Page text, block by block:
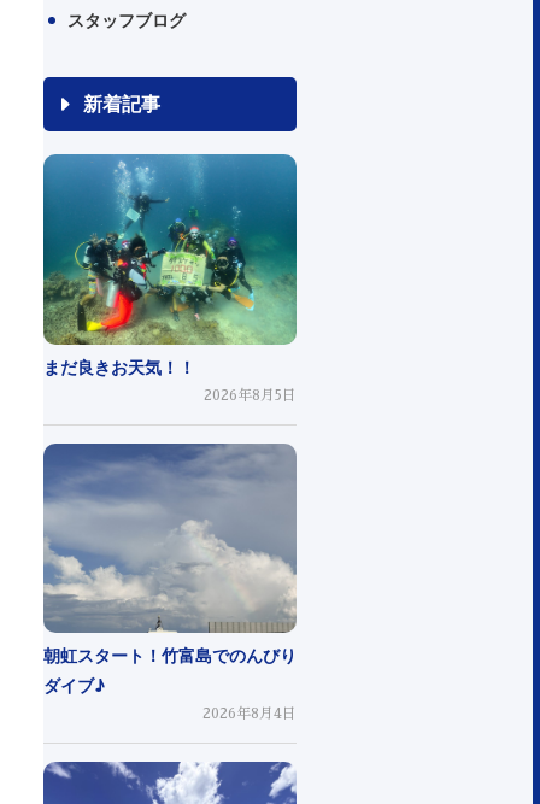
スタッフブログ
新着記事
まだ良きお天気！！
2026年8月5日
朝虹スタート！竹富島でのんびり
ダイブ♪
2026年8月4日